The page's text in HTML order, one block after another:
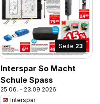
Seite 23
Interspar So Macht
Schule Spass
25.06. - 23.09.2026
Interspar